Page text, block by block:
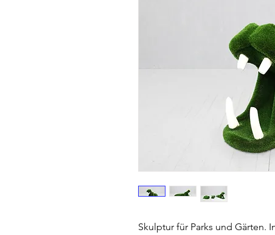
Skulptur für Parks und Gärten.